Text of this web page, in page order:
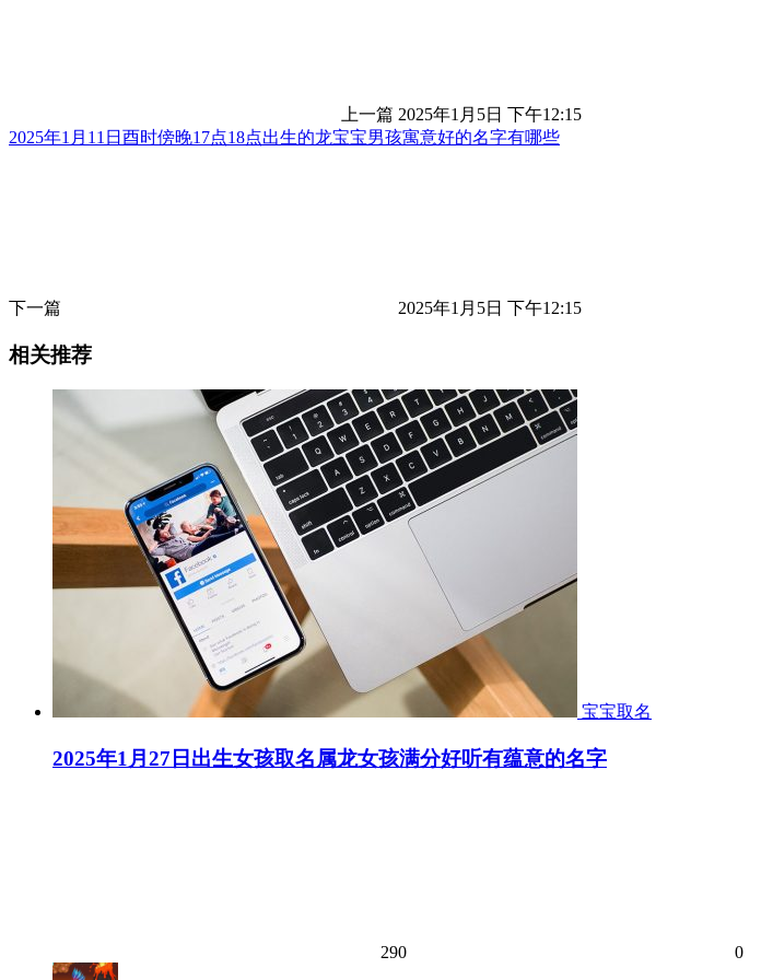
上一篇 2025年1月5日 下午12:15
2025年1月11日酉时傍晚17点18点出生的龙宝宝男孩寓意好的名字有哪些
下一篇 2025年1月5日 下午12:15
相关推荐
宝宝取名
2025年1月27日出生女孩取名属龙女孩满分好听有蕴意的名字
290 0